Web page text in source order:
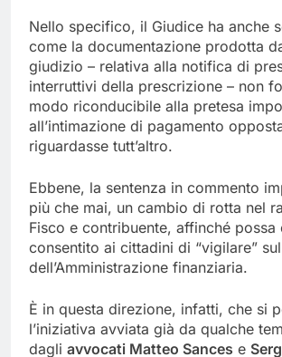
Nello specifico, il Giudice ha anche
come la documentazione prodotta
giudizio – relativa alla notifica di
interruttivi della prescrizione – non
modo riconducibile alla pretesa
all’intimazione di pagamento
riguardasse tutt’altro.
Ebbene, la sentenza in commento
più che mai, un cambio di rotta nel
Fisco e contribuente, affinché possa
consentito ai cittadini di “vigilare”
dell’Amministrazione finanziaria.
È in questa direzione, infatti, che si
l’iniziativa avviata già da qualche
dagli avvocati Matteo Sances e